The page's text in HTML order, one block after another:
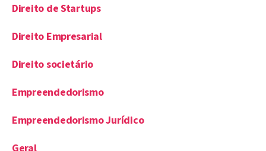
Direito de Startups
Direito Empresarial
Direito societário
Empreendedorismo
Empreendedorismo Jurídico
Geral